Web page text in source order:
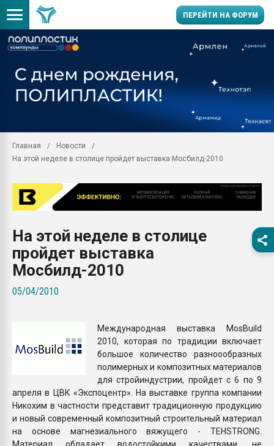
ПЕРЕЙТИ НА ФОРУМ
заводу пластмасс"
Подмосковье, Москва
28.07.2026
пластмасс
28.07.2026
ПЕРЕЙТИ НА
Главная
Новости
На этой неделе в столице пройдет выставка Мосбилд-2010
На этой неделе в столице
пройдет выставка
Мосбилд-2010
05/04/2010
Международная выставка МosBuild
2010, которая по традиции включает
большое количество разноообразных
полимерных и композитных материалов
для стройиндустрии, пройдет с 6 по 9
апреля в ЦВК «Экспоцентр». На выставке группа компании
Никохим в частности представит традиционную продукцию
и новый современный композитный строительный материал
на основе магнезиального вяжущего - TEHSTRONG.
Материал обладает водостойкими качествами, не